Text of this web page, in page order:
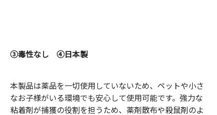
③毒性なし ④日本製
本製品は薬品を一切使用していないため、ペットや小さ
なお子様がいる環境でも安心して使用可能です。強力な
粘着剤が捕獲の役割を担うため、薬剤散布や殺鼠剤のよ